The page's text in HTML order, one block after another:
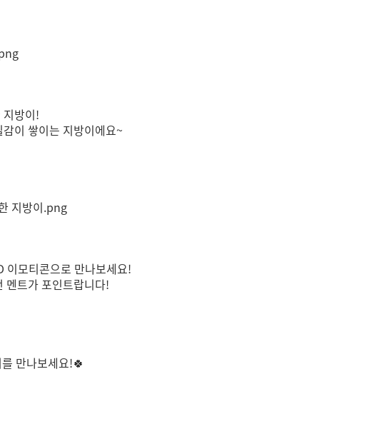
지방이!
이 쌓이는 지방이에요~
이모티콘으로 만나보세요!
멘트가 포인트랍니다!
만나보세요!🍀